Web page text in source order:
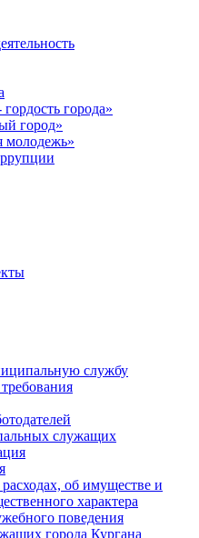
города»
город»
молодежь»
службу
служащих
об имуществе и
характера
поведения
города Кургана